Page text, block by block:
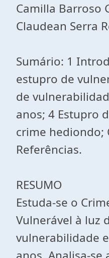
Camilla Barroso
Claudean Serra
Sumário: 1
estupro de
de
anos; 4 Estupro
crime hediondo;
Referências.
RESUMO
Estuda-se o
Vulnerável à luz
vulnerabilidade